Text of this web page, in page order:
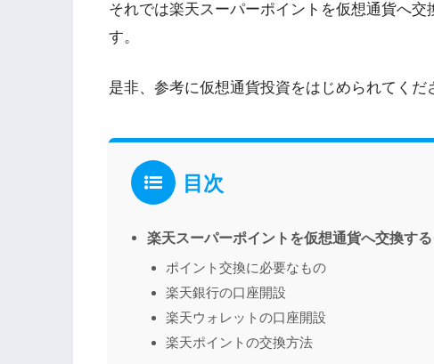
それでは楽天スーパーポイントを仮想通貨へ
す。
是非、参考に仮想通貨投資をはじめられてくだ
目次
楽天スーパーポイントを仮想通貨へ交換す
ポイント交換に必要なもの
楽天銀行の口座開設
楽天ウォレットの口座開設
楽天ポイントの交換方法